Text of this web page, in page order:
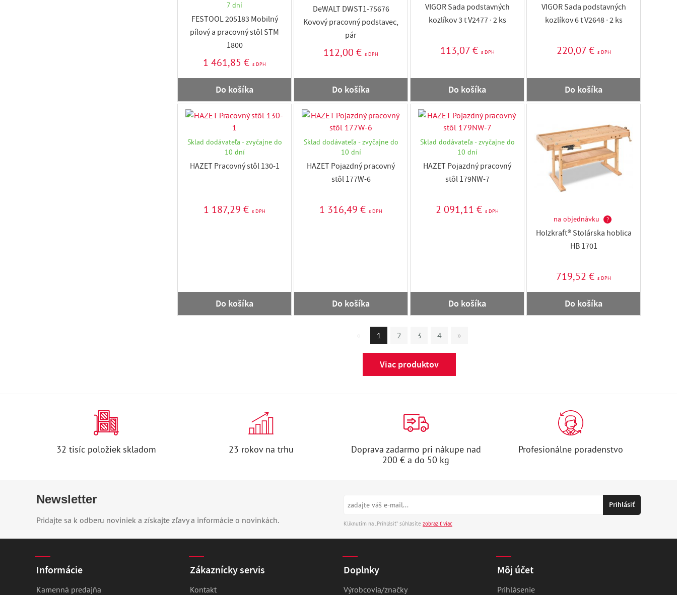
7 dní
FESTOOL 205183 Mobilný
pílový a pracovný stôl STM
1800
1 461,85 € s DPH
Do košíka
DeWALT DWST1-75676
Kovový pracovný podstavec,
pár
112,00 € s DPH
Do košíka
VIGOR Sada podstavných
kozlíkov 3 t V2477 ∙ 2 ks
113,07 € s DPH
Do košíka
VIGOR Sada podstavných
kozlíkov 6 t V2648 ∙ 2 ks
220,07 € s DPH
Do košíka
Sklad dodávateľa - zvyčajne do
10 dní
HAZET Pracovný stôl 130-1
1 187,29 € s DPH
Do košíka
Sklad dodávateľa - zvyčajne do
10 dní
HAZET Pojazdný pracovný
stôl 177W-6
1 316,49 € s DPH
Do košíka
Sklad dodávateľa - zvyčajne do
10 dní
HAZET Pojazdný pracovný
stôl 179NW-7
2 091,11 € s DPH
Do košíka
na objednávku ?
Holzkraft® Stolárska hoblica
HB 1701
719,52 € s DPH
Do košíka
1 2 3 4 »
Viac produktov
32 tisíc položiek skladom 23 rokov na trhu
Doprava zadarmo pri nákupe nad
200 € a do 50 kg
Profesionálne poradenstvo
Newsletter
Pridajte sa k odberu noviniek a získajte zľavy a informácie o novinkách. Kliknutím na „Prihlásiť“ súhlasíte zobraziť viac
Informácie
Kamenná predajňa
Zákaznícky servis
Kontakt
Doplnky
Výrobcovia/značky
Môj účet
Prihlásenie